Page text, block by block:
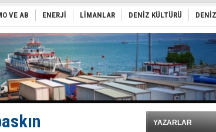
enerji hattında yeni dönem başlıyor
'Uyuşturucu' tutuklaması!
yeni ‘Ceza Rejimi’!
28. Dönem Yönetim Kurulu Başkanını seçti!
‘SoleMarin’i seçti
tarih yazıldı!
okyanusun derinliklerinde halkı tehdit ediyor
10 tekneyi soydular!
Süveyş tonaj yetkisi
“Yapay Zekâ, Ustanın yerini alamaz”
Tersanesi’nden yüzer havuza omurga: NB26
yeni Römorkör!
VE AB ENERJİ LİMANLAR DENİZ KÜLTÜRÜ
YAZARLAR